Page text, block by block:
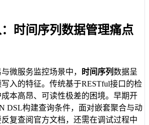
时间序列数据管理痛点
微服务监控场景中， 时间序列数据呈
入的特征。传统基于RESTful接口的检
本高昂、可读性极差的困境。早期开
DSL构建查询条件，面对嵌套聚合与动
复查阅官方文档，还需在调试过程中